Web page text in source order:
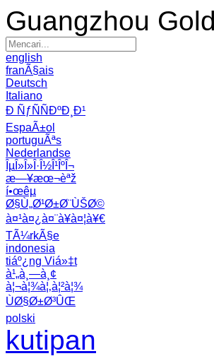
Guangzhou
english
franÃ§ais
Deutsch
Italiano
Ð ÑƒÑÑÐºÐ¸Ð¹
EspaÃ±ol
portuguÃªs
Nederlandse
ÎµÎ»Î»Î·Î½Î¹ÎºÎ¬
æ—¥æœ¬èªž
í•œêµ­
Ø§Ù„Ø¹Ø±Ø¨ÙŠØ©
à¤¹à¤¿à¤¨à¥à¤¦à¥€
TÃ¼rkÃ§e
indonesia
tiáº¿ng Viá»‡t
à¹„à¸—à¸¢
à¦¬à¦¾à¦‚à¦²à¦¾
ÙØ§Ø±Ø³ÛŒ
polski
kutipan